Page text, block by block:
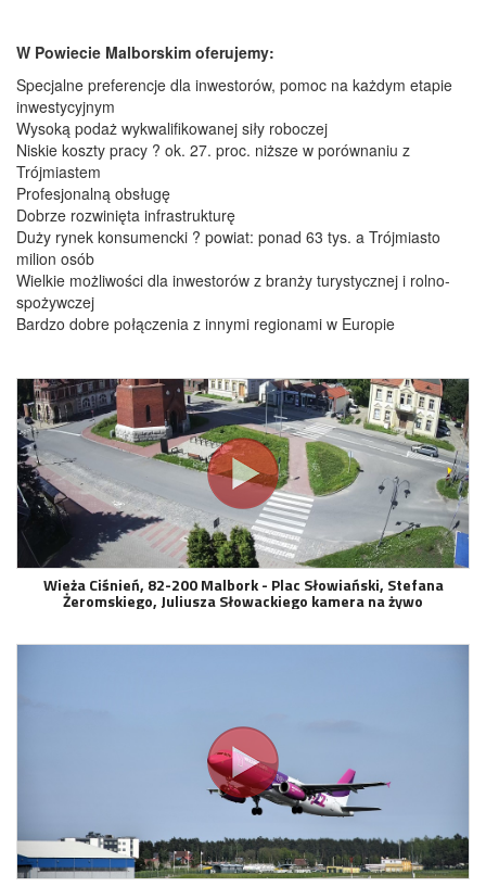
W Powiecie Malborskim oferujemy:
Specjalne preferencje dla inwestorów, pomoc na każdym etapie
inwestycyjnym
Wysoką podaż wykwalifikowanej siły roboczej
Niskie koszty pracy ? ok. 27. proc. niższe w porównaniu z
Trójmiastem
Profesjonalną obsługę
Dobrze rozwinięta infrastrukturę
Duży rynek konsumencki ? powiat: ponad 63 tys. a Trójmiasto
milion osób
Wielkie możliwości dla inwestorów z branży turystycznej i rolno-
spożywczej
Bardzo dobre połączenia z innymi regionami w Europie
Wieża Ciśnień, 82-200 Malbork - Plac Słowiański, Stefana
Żeromskiego, Juliusza Słowackiego kamera na żywo